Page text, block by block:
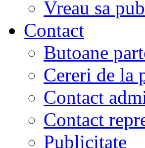
Vreau sa
Contact
Butoane
Cereri de la
Contact
Contact
Publicitate